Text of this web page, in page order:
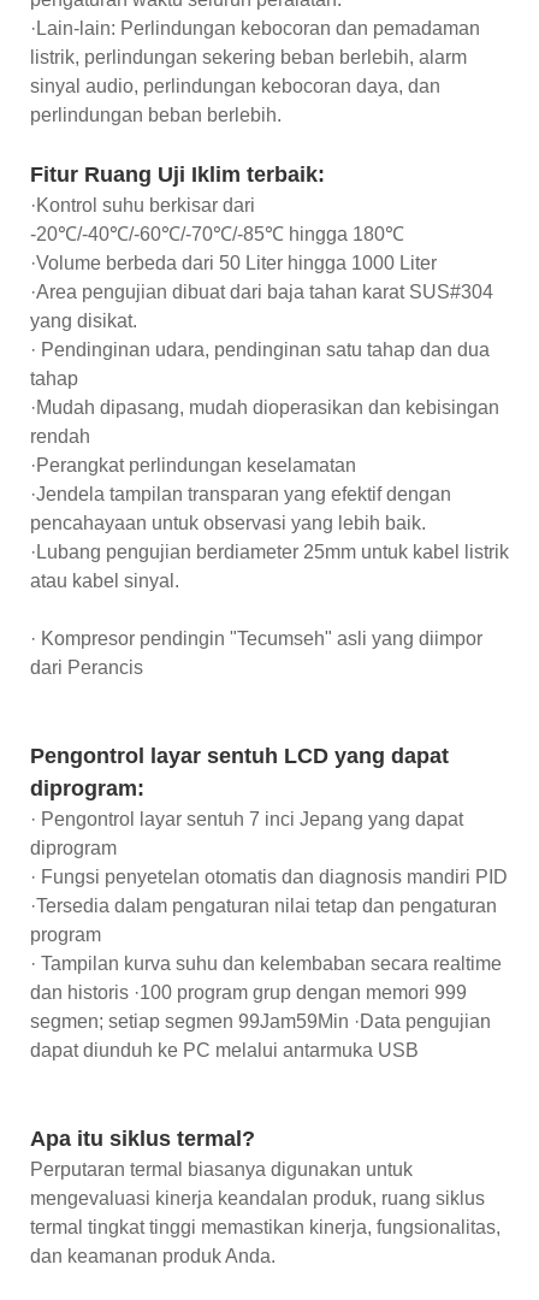
·Lain-lain: Perlindungan kebocoran dan pemadaman
listrik, perlindungan sekering beban berlebih, alarm
sinyal audio, perlindungan kebocoran daya, dan
perlindungan beban berlebih.
Fitur Ruang Uji Iklim terbaik:
·Kontrol suhu berkisar dari
-20℃/-40℃/-60℃/-70℃/-85℃ hingga 180℃
·Volume berbeda dari 50 Liter hingga 1000 Liter
·Area pengujian dibuat dari baja tahan karat SUS#304
yang disikat.
· Pendinginan udara, pendinginan satu tahap dan dua
tahap
·Mudah dipasang, mudah dioperasikan dan kebisingan
rendah
·Perangkat perlindungan keselamatan
·Jendela tampilan transparan yang efektif dengan
pencahayaan untuk observasi yang lebih baik.
·Lubang pengujian berdiameter 25mm untuk kabel listrik
atau kabel sinyal.
· Kompresor pendingin "Tecumseh" asli yang diimpor
dari Perancis
Pengontrol layar sentuh LCD yang dapat
diprogram:
· Pengontrol layar sentuh 7 inci Jepang yang dapat
diprogram
· Fungsi penyetelan otomatis dan diagnosis mandiri PID
·Tersedia dalam pengaturan nilai tetap dan pengaturan
program
· Tampilan kurva suhu dan kelembaban secara realtime
dan historis ·100 program grup dengan memori 999
segmen; setiap segmen 99Jam59Min ·Data pengujian
dapat diunduh ke PC melalui antarmuka USB
Apa itu siklus termal?
Perputaran termal biasanya digunakan untuk
mengevaluasi kinerja keandalan produk, ruang siklus
termal tingkat tinggi memastikan kinerja, fungsionalitas,
dan keamanan produk Anda.